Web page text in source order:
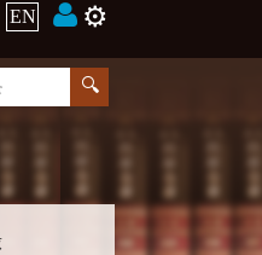
EN ⚙️